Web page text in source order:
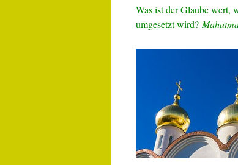
Was ist der Glaube wert,
umgesetzt wird?